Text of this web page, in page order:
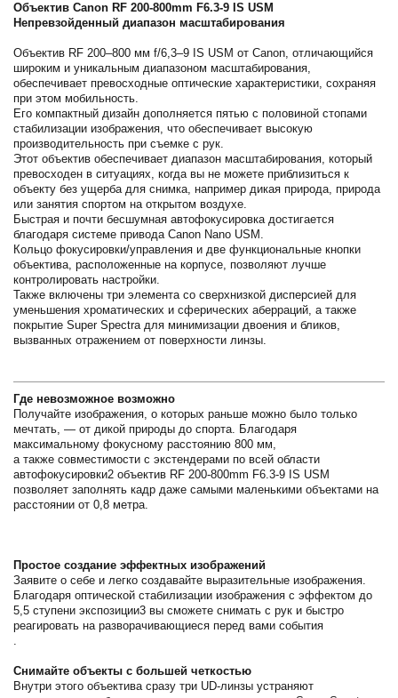
Объектив Canon RF 200-800mm F6.3-9 IS USM
Непревзойденный диапазон масштабирования
Объектив RF 200–800 мм f/6,3–9 IS USM от Canon, отличающийся
широким и уникальным диапазоном масштабирования,
обеспечивает превосходные оптические характеристики, сохраняя
при этом мобильность.
Его компактный дизайн дополняется пятью с половиной стопами
стабилизации изображения, что обеспечивает высокую
производительность при съемке с рук.
Этот объектив обеспечивает диапазон масштабирования, который
превосходен в ситуациях, когда вы не можете приблизиться к
объекту без ущерба для снимка, например дикая природа, природа
или занятия спортом на открытом воздухе.
Быстрая и почти бесшумная автофокусировка достигается
благодаря системе привода Canon Nano USM.
Кольцо фокусировки/управления и две функциональные кнопки
объектива, расположенные на корпусе, позволяют лучше
контролировать настройки.
Также включены три элемента со сверхнизкой дисперсией для
уменьшения хроматических и сферических аберраций, а также
покрытие Super Spectra для минимизации двоения и бликов,
вызванных отражением от поверхности линзы.
Где невозможное возможно
Получайте изображения, о которых раньше можно было только
мечтать, — от дикой природы до спорта. Благодаря
максимальному фокусному расстоянию 800 мм,
а также совместимости с экстендерами по всей области
автофокусировки2 объектив RF 200-800mm F6.3-9 IS USM
позволяет заполнять кадр даже самыми маленькими объектами на
расстоянии от 0,8 метра.
Простое создание эффектных изображений
Заявите о себе и легко создавайте выразительные изображения.
Благодаря оптической стабилизации изображения с эффектом до
5,5 ступени экспозиции3 вы сможете снимать с рук и быстро
реагировать на разворачивающиеся перед вами события
.
Снимайте объекты с большей четкостью
Внутри этого объектива сразу три UD-линзы устраняют